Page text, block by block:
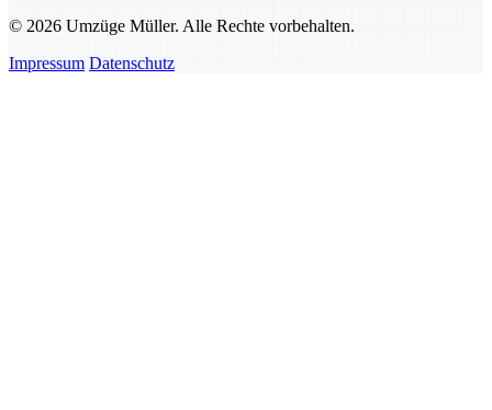
© 2026 Umzüge Müller. Alle Rechte vorbehalten.
Impressum Datenschutz